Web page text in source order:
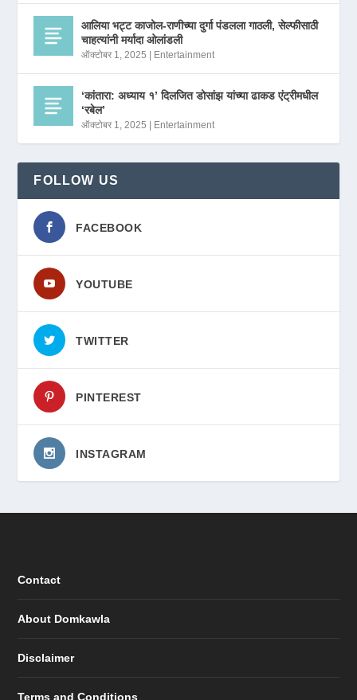
आलिया भट्ट काजोल-राणीच्या दुर्गा पंडलला गाठली, सेल्फीसाठी
चाहत्यांनी मर्यादा ओलांडली
ऑक्टोबर 1, 2025 | Entertainment
‘कांतारा: अध्याय १’ दिलजित डोसांझ यांच्या ढाकड एंट्रीमधील
‘रबेल’
ऑक्टोबर 1, 2025 | Entertainment
FOLLOW US
FACEBOOK
YOUTUBE
TWITTER
PINTEREST
INSTAGRAM
Contact
About Domkawla
Disclaimer
Terms and Conditions